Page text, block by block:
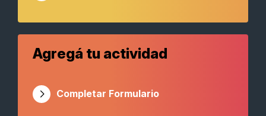
Agregá tu actividad
Completar Formulario